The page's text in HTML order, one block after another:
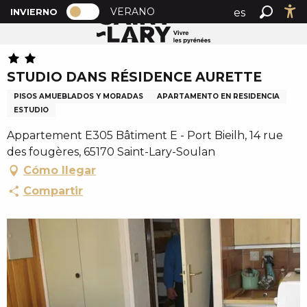
A
l
e
r
a
u
o
n
t
e
r
n
PAGE D’ACCUEIL ACTUELLE HIVER : PASSER EN
INVIERNO PAGE D’ACCUEIL ACTUELLE HIVER :
VERANO
es
Buscar
Inicio STUDIO DANS RÉSIDENCE AURETTE
STUDIO DANS RÉSIDENCE AURETTE
PISOS AMUEBLADOS Y MORADAS
APARTAMENTO EN RESIDENCIA
ESTUDIO
Appartement E305 Bâtiment E - Port Bieilh, 14 rue
des fougères, 65170 Saint-Lary-Soulan
Cómo llegar
Compartir